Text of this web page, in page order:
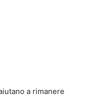
a rimanere